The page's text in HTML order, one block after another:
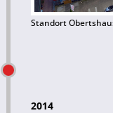
Standort
2014